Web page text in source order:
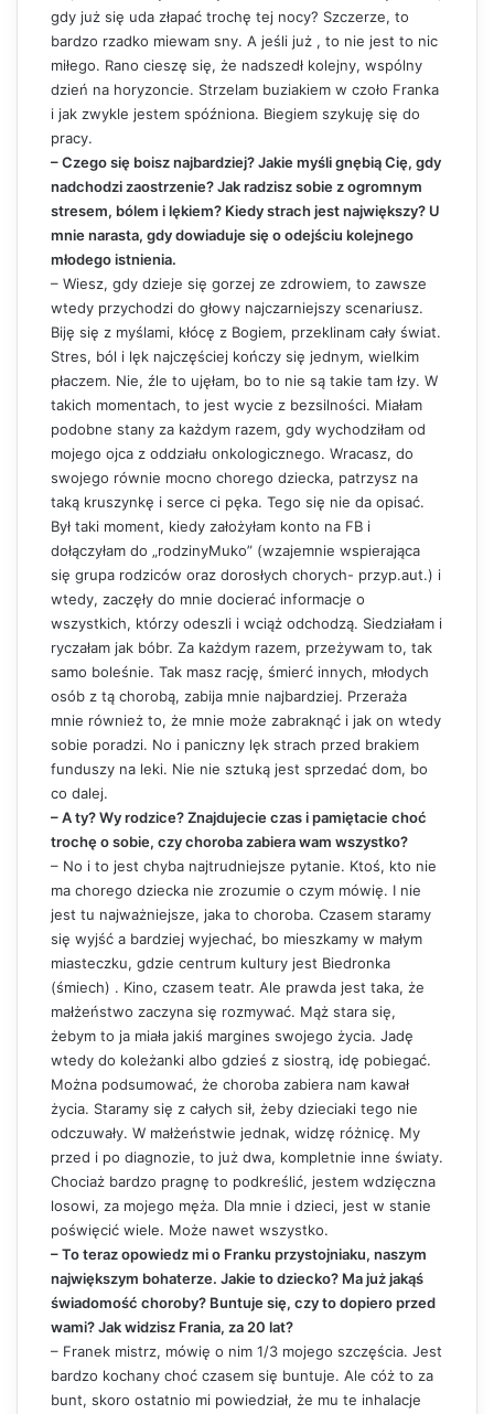
gdy już się uda złapać trochę tej nocy? Szczerze, to
bardzo rzadko miewam sny. A jeśli już , to nie jest to nic
miłego. Rano cieszę się, że nadszedł kolejny, wspólny
dzień na horyzoncie. Strzelam buziakiem w czoło Franka
i jak zwykle jestem spóźniona. Biegiem szykuję się do
pracy.
– Czego się boisz najbardziej? Jakie myśli gnębią Cię, gdy
nadchodzi zaostrzenie? Jak radzisz sobie z ogromnym
stresem, bólem i lękiem? Kiedy strach jest największy? U
mnie narasta, gdy dowiaduje się o odejściu kolejnego
młodego istnienia.
– Wiesz, gdy dzieje się gorzej ze zdrowiem, to zawsze
wtedy przychodzi do głowy najczarniejszy scenariusz.
Biję się z myślami, kłócę z Bogiem, przeklinam cały świat.
Stres, ból i lęk najczęściej kończy się jednym, wielkim
płaczem. Nie, źle to ujęłam, bo to nie są takie tam łzy. W
takich momentach, to jest wycie z bezsilności. Miałam
podobne stany za każdym razem, gdy wychodziłam od
mojego ojca z oddziału onkologicznego. Wracasz, do
swojego równie mocno chorego dziecka, patrzysz na
taką kruszynkę i serce ci pęka. Tego się nie da opisać.
Był taki moment, kiedy założyłam konto na FB i
dołączyłam do „rodzinyMuko” (wzajemnie wspierająca
się grupa rodziców oraz dorosłych chorych- przyp.aut.) i
wtedy, zaczęły do mnie docierać informacje o
wszystkich, którzy odeszli i wciąż odchodzą. Siedziałam i
ryczałam jak bóbr. Za każdym razem, przeżywam to, tak
samo boleśnie. Tak masz rację, śmierć innych, młodych
osób z tą chorobą, zabija mnie najbardziej. Przeraża
mnie również to, że mnie może zabraknąć i jak on wtedy
sobie poradzi. No i paniczny lęk strach przed brakiem
funduszy na leki. Nie nie sztuką jest sprzedać dom, bo
co dalej.
– A ty? Wy rodzice? Znajdujecie czas i pamiętacie choć
trochę o sobie, czy choroba zabiera wam wszystko?
– No i to jest chyba najtrudniejsze pytanie. Ktoś, kto nie
ma chorego dziecka nie zrozumie o czym mówię. I nie
jest tu najważniejsze, jaka to choroba. Czasem staramy
się wyjść a bardziej wyjechać, bo mieszkamy w małym
miasteczku, gdzie centrum kultury jest Biedronka
(śmiech) . Kino, czasem teatr. Ale prawda jest taka, że
małżeństwo zaczyna się rozmywać. Mąż stara się,
żebym to ja miała jakiś margines swojego życia. Jadę
wtedy do koleżanki albo gdzieś z siostrą, idę pobiegać.
Można podsumować, że choroba zabiera nam kawał
życia. Staramy się z całych sił, żeby dzieciaki tego nie
odczuwały. W małżeństwie jednak, widzę różnicę. My
przed i po diagnozie, to już dwa, kompletnie inne światy.
Chociaż bardzo pragnę to podkreślić, jestem wdzięczna
losowi, za mojego męża. Dla mnie i dzieci, jest w stanie
poświęcić wiele. Może nawet wszystko.
– To teraz opowiedz mi o Franku przystojniaku, naszym
największym bohaterze. Jakie to dziecko? Ma już jakąś
świadomość choroby? Buntuje się, czy to dopiero przed
wami? Jak widzisz Frania, za 20 lat?
– Franek mistrz, mówię o nim 1/3 mojego szczęścia. Jest
bardzo kochany choć czasem się buntuje. Ale cóż to za
bunt, skoro ostatnio mi powiedział, że mu te inhalacje